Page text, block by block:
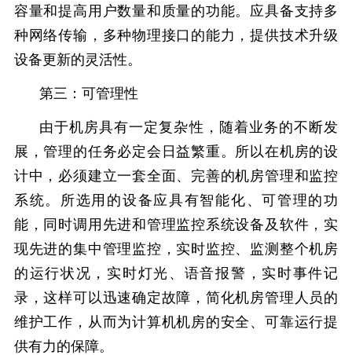
容量和提高用户数量和质量的功能。应具备支持多
种网络传输，多种物理接口的能力，提供技术升级
设备更新的灵活性。
第三：可管理性
由于机房具有一定复杂性，随着业务的不断发
展，管理的任务必定会日益繁重。所以在机房的设
计中，必须建立一套全面、完善的机房管理和监控
系统。所选用的设备应具有智能化、可管理的功
能，同时调用先进和管理监控系统设备及软件，实
现先进的集中管理监控，实时监控、监测整个机房
的运行状况，实时灯光、语音报警，实时事件记
录，这样可以迅速确定故障，简化机房管理人员的
维护工作，从而为计算机机房的安全、可靠运行提
供有力的保障。